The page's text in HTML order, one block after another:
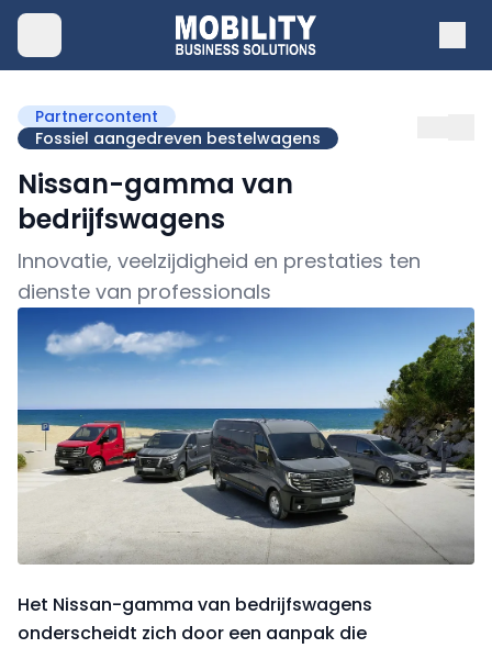
Partnercontent
Fossiel aangedreven bestelwagens
Nissan-gamma van
bedrijfswagens
Innovatie, veelzijdigheid en prestaties ten
dienste van professionals
Het Nissan-gamma van bedrijfswagens
onderscheidt zich door een aanpak die